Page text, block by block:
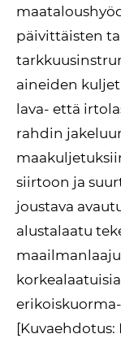
päivittäisten
aineiden
lava- että
rahdin
siirtoon ja
joustava
alustalaatu
[Kuvaehdotus: